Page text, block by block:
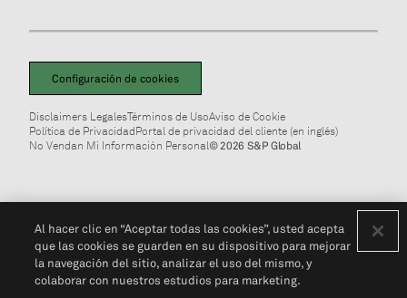
Configuración de cookies
Disclaimers LegalesTérminos de UsoAviso de Cookie
Política de PrivacidadPortal de privacidad del cliente (en inglés)
No Vendan Mi Información Personal© 2026 S&P Global
Al hacer clic en “Aceptar todas las cookies”, usted acepta
que las cookies se guarden en su dispositivo para mejorar
la navegación del sitio, analizar el uso del mismo, y
colaborar con nuestros estudios para marketing.